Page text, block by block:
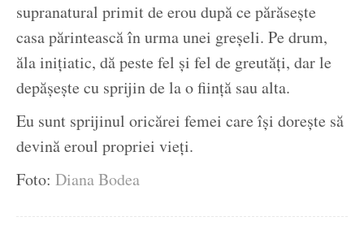
supranatural primit de erou după ce părăsește
casa părintească în urma unei greșeli. Pe drum,
ăla inițiatic, dă peste fel și fel de greutăți, dar le
depășește cu sprijin de la o ființă sau alta.
Eu sunt sprijinul oricărei femei care își dorește să
devină eroul propriei vieți.
Foto: Diana Bodea